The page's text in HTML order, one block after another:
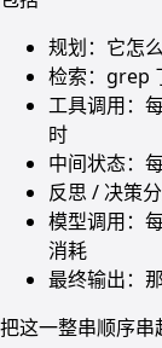
规划：它怎
检索：grep
工具调用：
时
中间状态：
反思 / 决策
模型调用：
消耗
最终输出：
把这一整串顺序串